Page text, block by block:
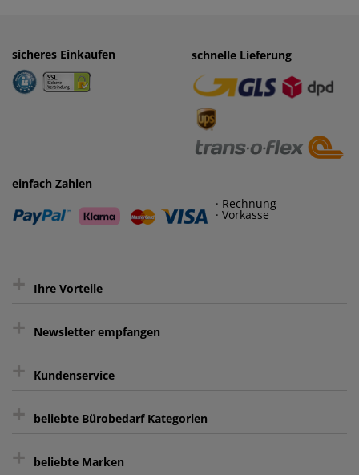
sicheres Einkaufen einfaches Zahlen
· Rechnung
· Vorkasse
schnelle Lieferung
einfach Zahlen
· Rechnung
· Vorkasse
+ Ihre Vorteile
Kauf auf Rechnung³
sicher Shoppen durch SSL
intelligentes Kundenkonto
+ Newsletter empfangen
Sie können sich zu jeder Zeit abmelden.
+ Kundenservice
Kontakt
FAQ
+ beliebte Bürobedarf Kategorien
Aktenvernichter
+ beliebte Marken